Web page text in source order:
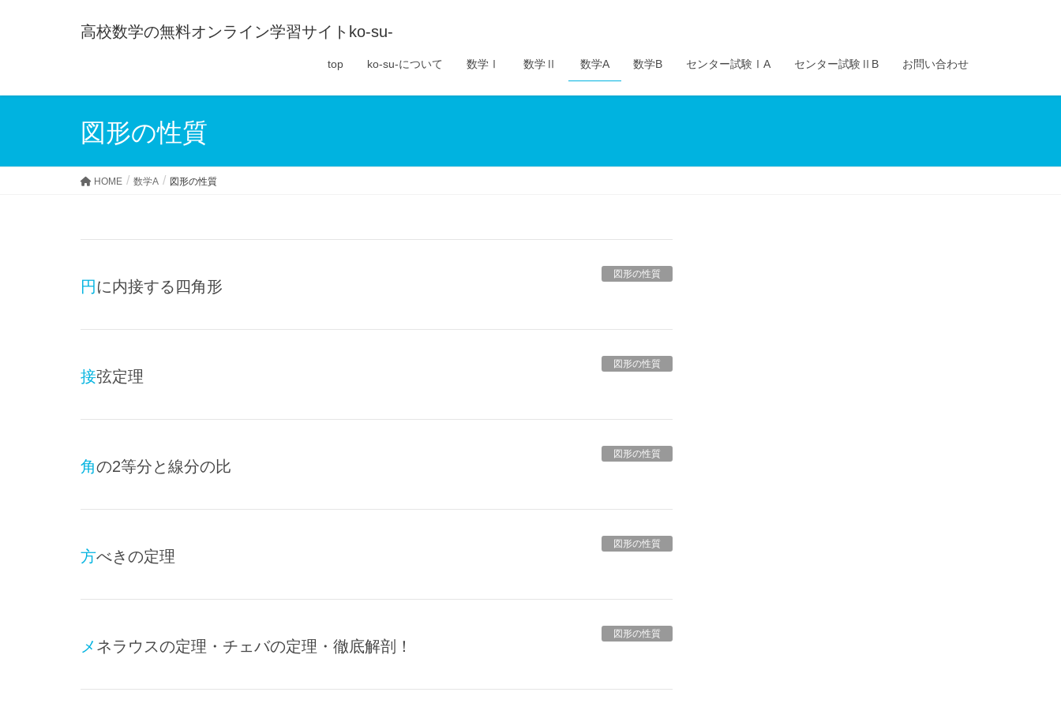
高校数学の無料オンライン学習サイトko-su-
top ko-su-について 数学Ⅰ 数学Ⅱ 数学A 数学B センター試験ⅠA センター試験ⅡB お問い合わせ
図形の性質
HOME 数学A 図形の性質
図形の性質
円に内接する四角形
図形の性質
接弦定理
図形の性質
角の2等分と線分の比
図形の性質
方べきの定理
図形の性質
メネラウスの定理・チェバの定理・徹底解剖！